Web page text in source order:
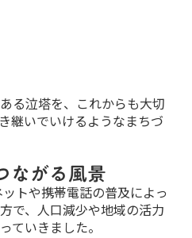
る泣塔を、これからも大切
継いでいけるようなまちづ
がる風景
トや携帯電話の普及によっ
で、人口減少や地域の活力
ていきました。